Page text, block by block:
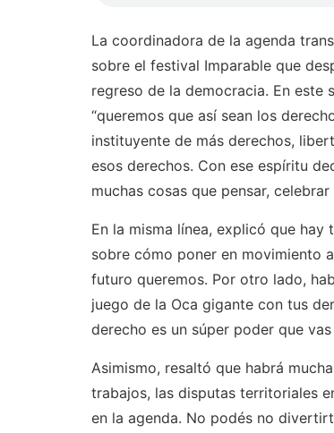
La coordinadora de la agenda
sobre el festival Imparable que
regreso de la democracia. En
“queremos que así sean los
instituyente de más derechos,
esos derechos. Con ese espíritu
muchas cosas que pensar,
En la misma línea, explicó que
sobre cómo poner en movimiento
futuro queremos. Por otro lado,
juego de la Oca gigante con tus
derecho es un súper poder que
Asimismo, resaltó que habrá
trabajos, las disputas territoriales
en la agenda. No podés no